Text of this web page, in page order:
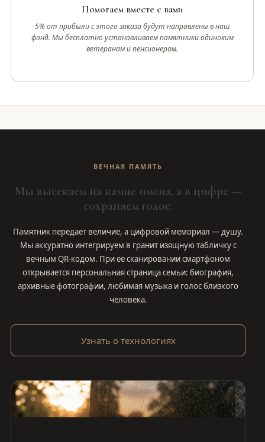
Помогаем вместе с вами
5% от прибыли с этого заказа будут направлены в наш
фонд. Мы бесплатно устанавливаем памятники одиноким
ветеранам и пенсионерам.
ВЕЧНАЯ ПАМЯТЬ
Мы высекаем на камне имена, а в цифре —
сохраняем голос.
Памятник передает величие, а цифровой мемориал — душу.
Мы аккуратно интегрируем в гранит изящную табличку с
вечным QR-кодом. При ее сканировании смартфоном
открывается персональная страница семьи: биография,
архивные фотографии, любимая музыка и голос близкого
человека.
Узнать о технологиях